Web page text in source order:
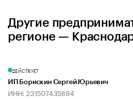
Другие
регионе —
ДЕЙСТВУЕТ
ИП Борискин Сергей Юрьевич
ИНН: 231507435894